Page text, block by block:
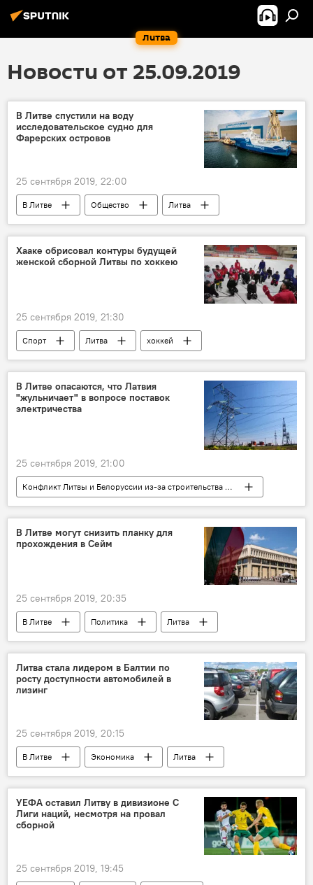
Литва
Новости от 25.09.2019
В Литве спустили на воду
исследовательское судно для
Фарерских островов
25 сентября 2019, 22:00
В Литве Общество
Литва
судно
морское судно
Хааке обрисовал контуры будущей
женской сборной Литвы по хоккею
25 сентября 2019, 21:30
Спорт Литва
хоккей
спорт
В Литве опасаются, что Латвия
"жульничает" в вопросе поставок
электричества
25 сентября 2019, 21:00
Конфликт Литвы и Белоруссии из-за строительства АЭС
В Литве
Экономика
Энергетика. LIVE
Литва
Латвия
БелАЭС
В Литве могут снизить планку для
прохождения в Сейм
25 сентября 2019, 20:35
В Литве Политика
Литва
Сейм Литвы
Литва стала лидером в Балтии по
росту доступности автомобилей в
лизинг
25 сентября 2019, 20:15
В Литве Экономика
Литва
автомобиль
лизинг автомобилей
УЕФА оставил Литву в дивизионе С
Лиги наций, несмотря на провал
сборной
25 сентября 2019, 19:45